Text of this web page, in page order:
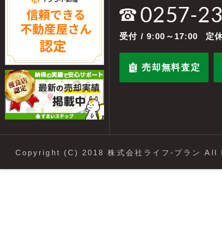
0257-
受付 / 9:00～17:00 定
売却無料査定
Copyright (C) 2018 株式会社ライフ-プラン